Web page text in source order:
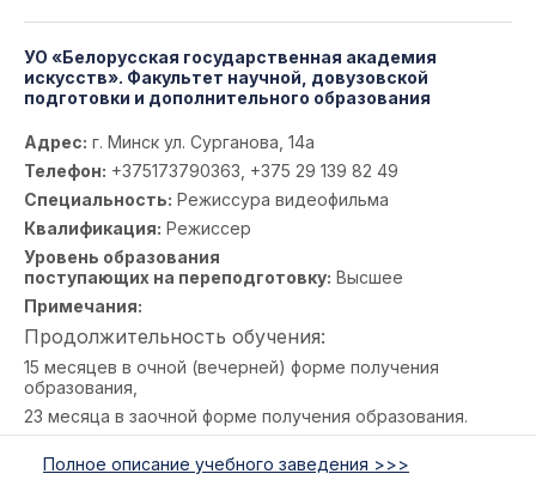
УО «Белорусская государственная академия
искусств». Факультет научной, довузовской
подготовки и дополнительного образования
Адрес: г. Минск ул. Сурганова, 14а
Телефон: +375173790363, +375 29 139 82 49
Специальность: Режиссура видеофильма
Квалификация: Режиссер
Уровень образования
поступающих на переподготовку: Высшее
Примечания:
Продолжительность обучения:
15 месяцев в очной (вечерней) форме получения
образования,
23 месяца в заочной форме получения образования.
Полное описание учебного заведения >>>